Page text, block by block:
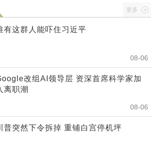
更多
有这群人能吓住习近平
08-06
改组AI领导层 资深首席科学家加
离职潮
08-06
普突然下令拆掉 重铺白宫停机坪